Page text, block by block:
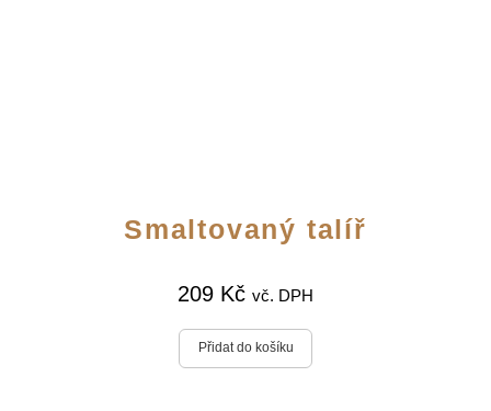
Smaltovaný talíř
209 Kč vč. DPH
Přidat do košíku